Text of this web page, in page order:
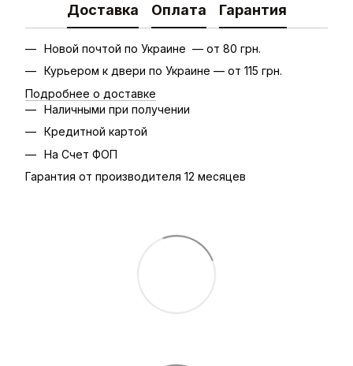
Доставка Оплата Гарантия
Новой почтой по Украине — от 80 грн.
Курьером к двери по Украине — от 115 грн.
Подробнее о доставке
Наличными при получении
Кредитной картой
На Счет ФОП
Гарантия от производителя 12 месяцев